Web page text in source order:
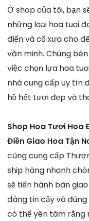
Ở shop của tôi, bạn
những loại hoa tuoi
điển và cổ xưa cho
văn minh. Chúng
việc chọn lựa hoa
nhà cung cấp uy tín
hồ hết tươi đẹp và
Shop Hoa Tươi Hoa
Điền Giao Hoa Tận
cũng cung cấp
ship hàng nhanh
sẽ tiến hành bàn
đáng tin cậy và
có thể yên tâm rằng